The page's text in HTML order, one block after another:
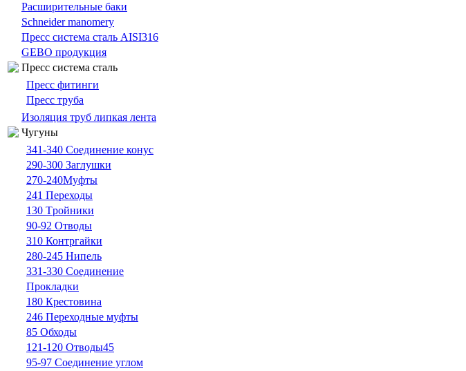
Расширительные баки
Schneider manomery
Пресс система сталь AISI316
GEBO продукция
Пресс система сталь
Пресс фитинги
Пресс труба
Изоляция труб липкая лента
Чугуны
341-340 Cоединение конус
290-300 Заглушки
270-240Муфты
241 Переходы
130 Tройники
90-92 Отводы
310 Контргайки
280-245 Нипель
331-330 Cоединение
Прокладки
180 Крестовина
246 Переходные муфты
85 Oбходы
121-120 Отводы45
95-97 Cоединение углом